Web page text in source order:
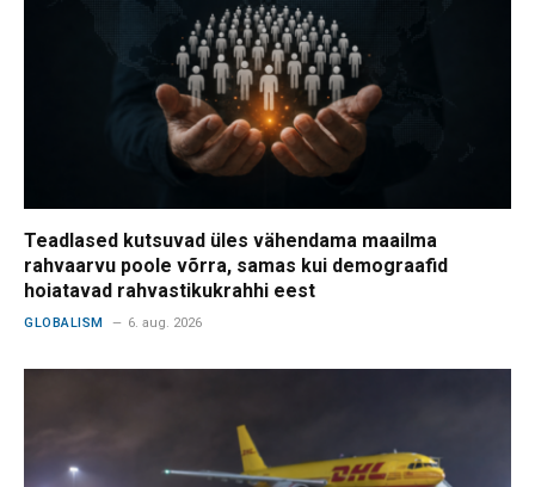
Teadlased kutsuvad üles vähendama maailma
rahvaarvu poole võrra, samas kui demograafid
hoiatavad rahvastikukrahhi eest
GLOBALISM 6. aug. 2026